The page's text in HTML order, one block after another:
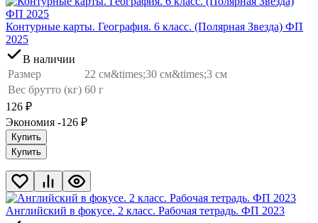
Контурные карты. География. 6 класс. (Полярная Звезда) ФП
2025
В наличии
Размер
22 см&times;30 см&times;3 см
Вес брутто (кг) 60 г
126 ₽
Экономия -126 ₽
Купить
Купить
Английский в фокусе. 2 класс. Рабочая тетрадь. ФП 2023